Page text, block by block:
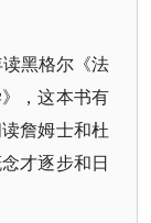
黑格尔《法
，这本书有
詹姆士和杜
才逐步和日